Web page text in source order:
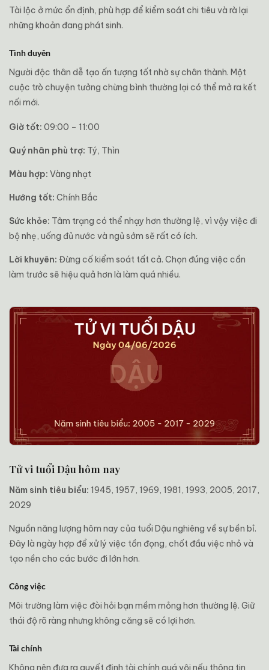
Tài lộc ở mức ổn định, phù hợp để kiểm soát chi tiêu và rà lại
những khoản đang phát sinh.
Tình duyên
Người độc thân dễ tạo ấn tượng tốt nhờ sự chân thành. Một
cuộc trò chuyện tưởng chừng bình thường lại có thể mở ra kết
nối mới.
Giờ tốt: 09:00 – 11:00
Quý nhân phù trợ: Tý, Thìn
Màu hợp: Vàng nhạt
Hướng tốt: Chính Bắc
Sức khỏe: Tâm trạng có thể nhạy hơn thường lệ, vì vậy việc đi
bộ nhẹ, uống đủ nước và ngủ sớm sẽ rất có ích.
Lời khuyên: Đừng cố kiểm soát tất cả. Chọn đúng việc cần
làm trước sẽ hiệu quả hơn là làm quá nhiều.
Tử vi tuổi Dậu hôm nay
Năm sinh tiêu biểu: 1945, 1957, 1969, 1981, 1993, 2005, 2017,
2029
Nguồn năng lượng hôm nay của tuổi Dậu nghiêng về sự bền bỉ.
Đây là ngày hợp để xử lý việc tồn đọng, chốt đầu việc nhỏ và
tạo nền cho các bước đi lớn hơn.
Công việc
Môi trường làm việc đòi hỏi bạn mềm mỏng hơn thường lệ. Giữ
thái độ rõ ràng nhưng không căng sẽ có lợi hơn.
Tài chính
Không nên đưa ra quyết định tài chính quá vội nếu thông tin